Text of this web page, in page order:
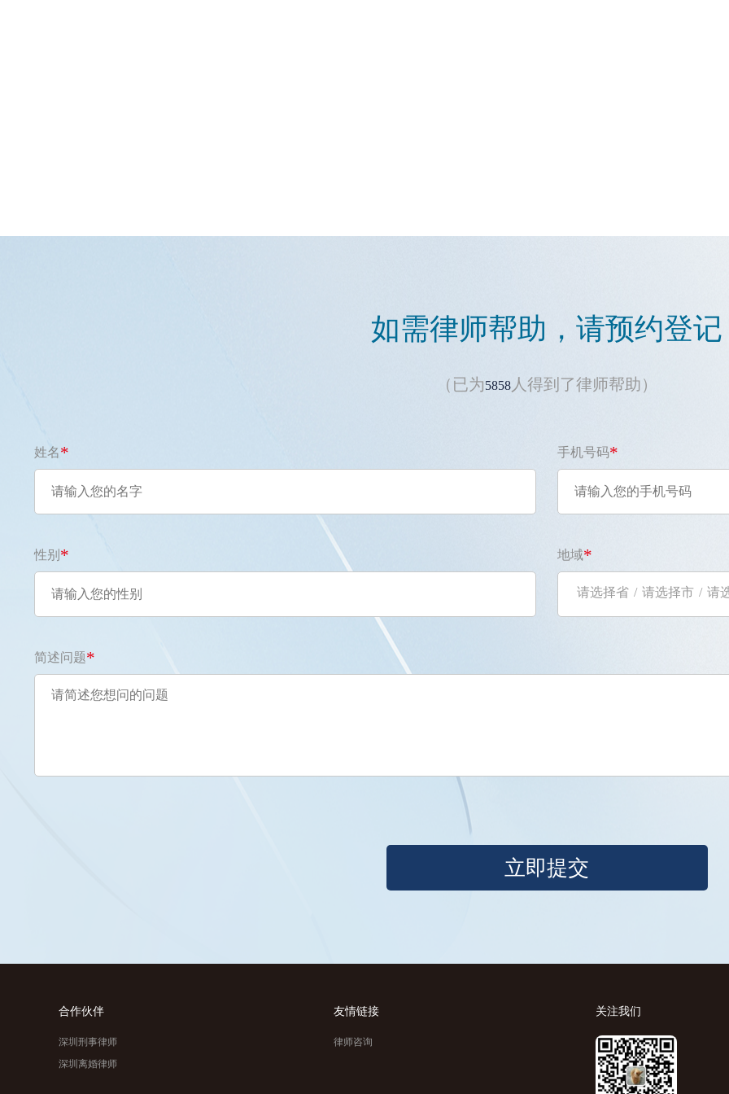
如需律师帮助，请预约登记
（已为5858 人得到了律师帮助）
姓名* 手机号码*
性别 * 地域*
请选择省 / 请选择市 / 请
简述问题*
合作伙伴
深圳刑事律师
深圳离婚律师
友情链接
律师咨询
关注我们